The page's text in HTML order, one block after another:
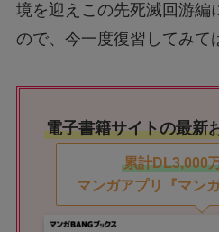
境を迎えこの先死滅回游編
ので、今一度復習してみて
電子書籍サイトの最新
累計DL3,000
マンガアプリ『マン